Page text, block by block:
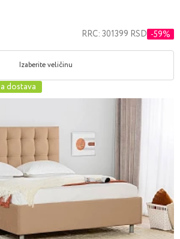
RRC: 301399 RSD -59%
Izaberite veličinu
dostava